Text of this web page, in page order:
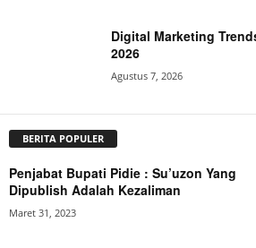
Digital Marketing
2026
Agustus 7, 2026
BERITA POPULER
Penjabat Bupati Pidie : Su’uzon Yang
Dipublish Adalah Kezaliman
Maret 31, 2023